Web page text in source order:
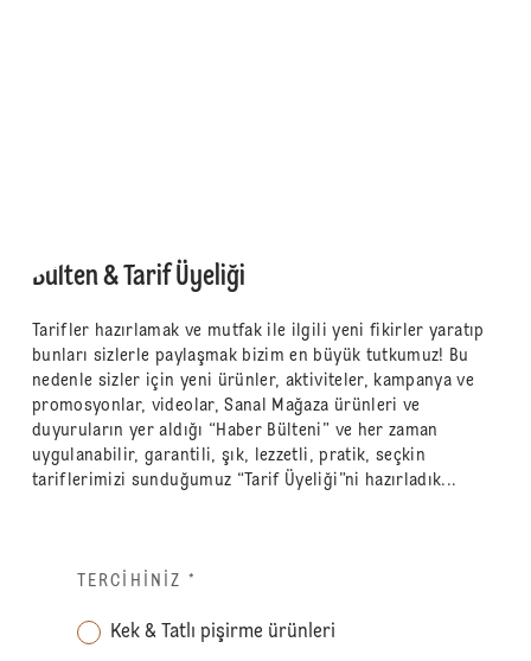
Bülten & Tarif Üyeliği
Tarifler hazırlamak ve mutfak ile ilgili yeni fikirler yaratıp
bunları sizlerle paylaşmak bizim en büyük tutkumuz! Bu
nedenle sizler için yeni ürünler, aktiviteler, kampanya ve
promosyonlar, videolar, Sanal Mağaza ürünleri ve
duyuruların yer aldığı “Haber Bülteni” ve her zaman
uygulanabilir, garantili, şık, lezzetli, pratik, seçkin
tariflerimizi sunduğumuz “Tarif Üyeliği”ni hazırladık...
TERCIHINIZ *
Kek & Tatlı pişirme ürünleri